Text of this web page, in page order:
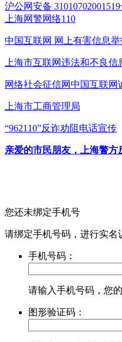
沪公网安备
上海网警网络110
中国互联网 网上有害信息
上海市互联网违法和不良信
网络社会征信网中国互联网
上海市工商管理局
“962110”反诈劝阻电话宣传
亲爱的市民朋友，上海警方
您还未绑定手机号
请绑定手机号码，进行实名
手机号码：
请输入手机号码，您
图形验证码：